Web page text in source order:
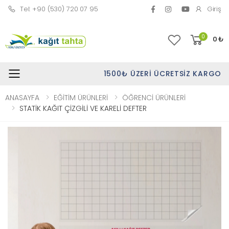
Tel: +90 (530) 720 07 95 Giriş
0 0₺
Toggle mobile menu1500₺ ÜZERI ÜCRETSIZ KARGO
ANASAYFA EĞİTİM ÜRÜNLERİ
ÖĞRENCİ ÜRÜNLERİ
STATİK KAĞIT ÇİZGİLİ VE KARELİ DEFTER